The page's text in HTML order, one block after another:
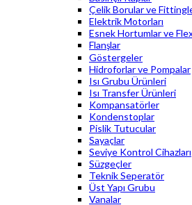
Çelik Borular ve
Elektrik Motorları
Esnek Hortumlar ve
Flanşlar
Göstergeler
Hidroforlar ve Pompalar
Isı Grubu Ürünleri
Isı Transfer Ürünleri
Kompansatörler
Kondenstoplar
Pislik Tutucular
Sayaçlar
Seviye Kontrol Cihazları
Süzgeçler
Teknik Seperatör
Üst Yapı Grubu
Vanalar